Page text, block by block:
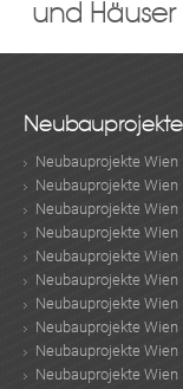
und
Neubauprojekte
Neubauprojekte
Neubauprojekte
Neubauprojekte
Neubauprojekte Wien
Neubauprojekte
Neubauprojekte
Neubauprojekte Wien
Neubauprojekte
Neubauprojekte
Neubauprojekte Wien